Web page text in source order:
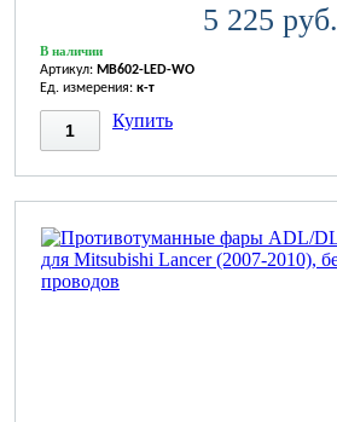
5 225 руб.
В наличии
Артикул: MB602-LED-WO
Ед. измерения: к-т
Купить